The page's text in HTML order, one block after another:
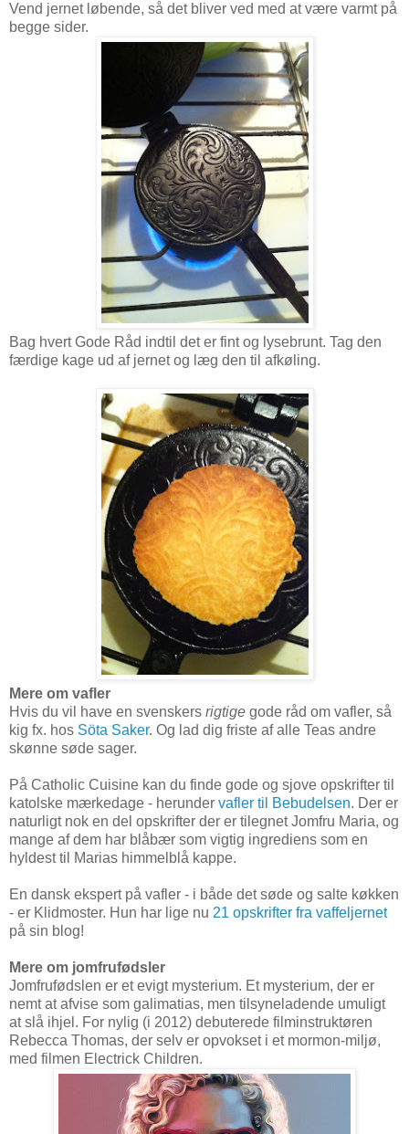
Vend jernet løbende, så det bliver ved med at være varmt på
begge sider.
Bag hvert Gode Råd indtil det er fint og lysebrunt. Tag den
færdige kage ud af jernet og læg den til afkøling.
Mere om vafler
Hvis du vil have en svenskers rigtige gode råd om vafler, så
kig fx. hos Söta Saker. Og lad dig friste af alle Teas andre
skønne søde sager.
På Catholic Cuisine kan du finde gode og sjove opskrifter til
katolske mærkedage - herunder vafler til Bebudelsen. Der er
naturligt nok en del opskrifter der er tilegnet Jomfru Maria, og
mange af dem har blåbær som vigtig ingrediens som en
hyldest til Marias himmelblå kappe.
En dansk ekspert på vafler - i både det søde og salte køkken
- er Klidmoster. Hun har lige nu 21 opskrifter fra vaffeljernet
på sin blog!
Mere om jomfrufødsler
Jomfrufødslen er et evigt mysterium. Et mysterium, der er
nemt at afvise som galimatias, men tilsyneladende umuligt
at slå ihjel. For nylig (i 2012) debuterede filminstruktøren
Rebecca Thomas, der selv er opvokset i et mormon-miljø,
med filmen Electrick Children.